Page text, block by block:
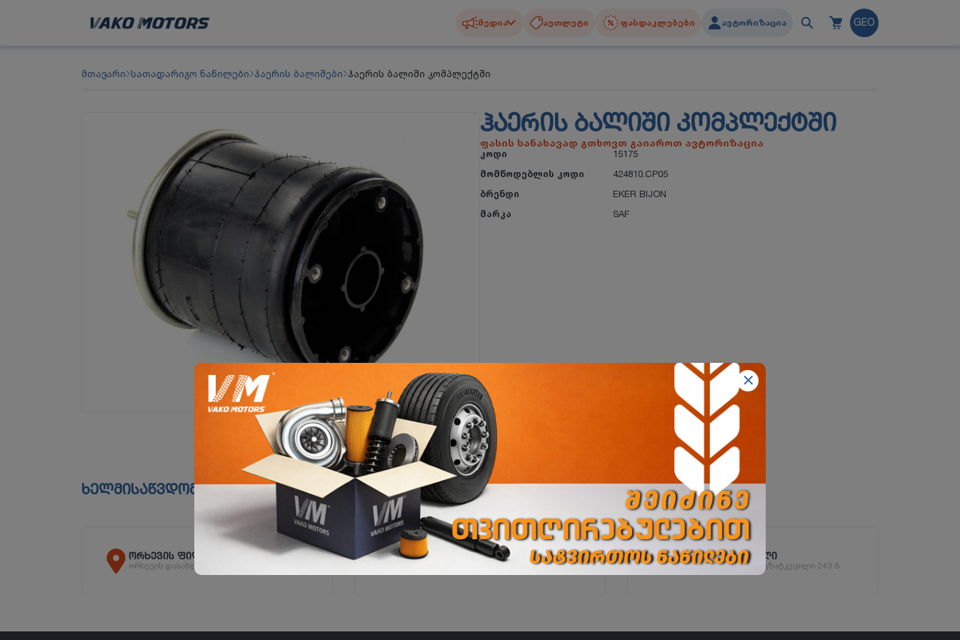
მედია აუთლეტი ფასდაკლებები ავტორიზაცია GEO
მთავარი სათადარიგო ნაწილები ჰაერის ბალიშები ჰაერის ბალიში კომპლექტში
ᲰᲐᲔᲠᲘᲡ ᲑᲐᲚᲘᲨᲘ ᲙᲝᲛᲞᲚᲔᲥᲢᲨᲘ
ფასის სანახავად გთხოვთ გაიაროთ ავტორიზაცია
კოდი
15175
მომწოდებლის კოდი
424810.CP05
ბრენდი
EKER BIJON
მარკა
SAF
ხელმისაწვდომია ფილიალებში
ორხევის ფილიალი
ორხევის დასახლება, ჩანტლაძის N15
ზესტაფონის ფილიალი
ზესტაფონი, სოფ. არგვეთა
ბათუმის ფილიალი
ბათუმი, აეროპორტის გზატკეცილი 243 ბ